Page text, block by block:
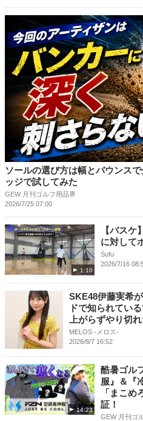
ソールの選び方は幅とバウンス
ッジで試してみた
GEW 月刊ゴルフ用品界
2026/7/25 07:00
1:10
【バス
に対して
Sufu
2026/7/16
SKE48伊藤実希
ドで知られてい
上がらずやり切
MELOS -メロス-
2026/8/7 16:52
14:23
酷暑ゴル
服』＆『
「まこ
証！
GEW 月刊ゴ